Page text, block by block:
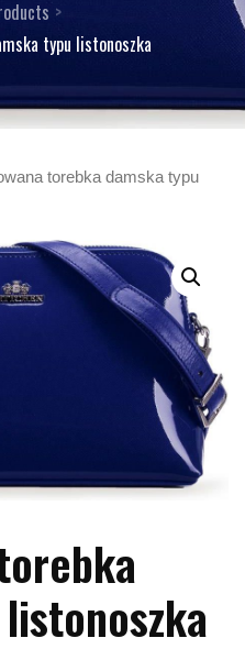
typu listonoszka
torebka damska typu